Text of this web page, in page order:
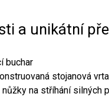
a unikátní
buchar
stojanová
na stříhání silných